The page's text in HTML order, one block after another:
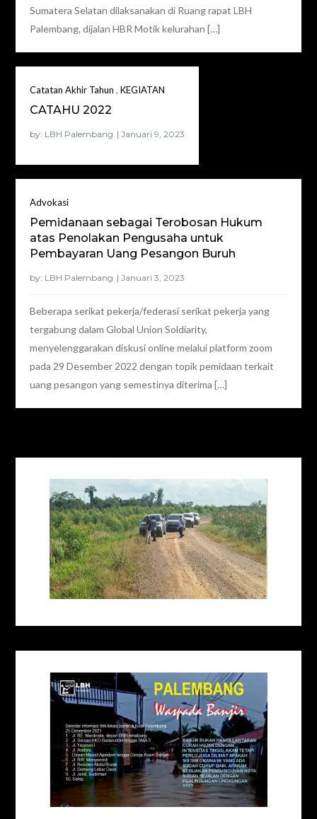
Sumatera Selatan dilaksanakan di Ruang rapat LBH
Palembang, dijalan HBR Motik kelurahan […]
Catatan Akhir Tahun ,KEGIATAN
CATAHU 2022
by: LBH Palembang
Advokasi
Pemidanaan sebagai Terobosan Hukum
atas Penolakan Pengusaha untuk
Pembayaran Uang Pesangon Buruh
by: LBH Palembang
Beberapa serikat pekerja/federasi serikat pekerja yang
tergabung dalam Global Union Soldiarity,
menyelenggarakan diskusi online melalui platform zoom
pada 29 Desember 2022 dengan topik pemidaan terkait
uang pesangon yang semestinya diterima […]